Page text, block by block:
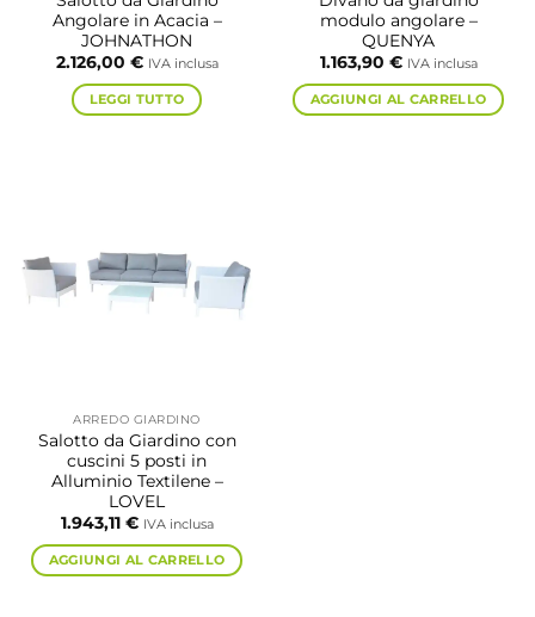
Angolare in Acacia –
JOHNATHON
2.126,00 € IVA inclusa
LEGGI TUTTO
modulo angolare –
QUENYA
1.163,90 € IVA inclusa
AGGIUNGI AL CARRELLO
ARREDO GIARDINO
Salotto da Giardino con
cuscini 5 posti in
Alluminio Textilene –
LOVEL
1.943,11 € IVA inclusa
AGGIUNGI AL CARRELLO